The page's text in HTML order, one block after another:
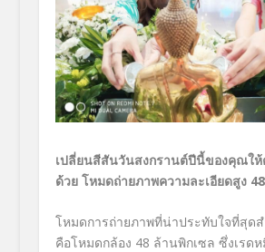
เปลี่ยนสีสันวันสงกรานต์ปีนี้ของคุณให้
ด้วย โหมดถ่ายภาพความละเอียดสูง
โหมดการถ่ายภาพที่น่าประทับใจที่สุด
คือโหมดกล้อง 48 ล้านพิกเซล ซึ่งเรด